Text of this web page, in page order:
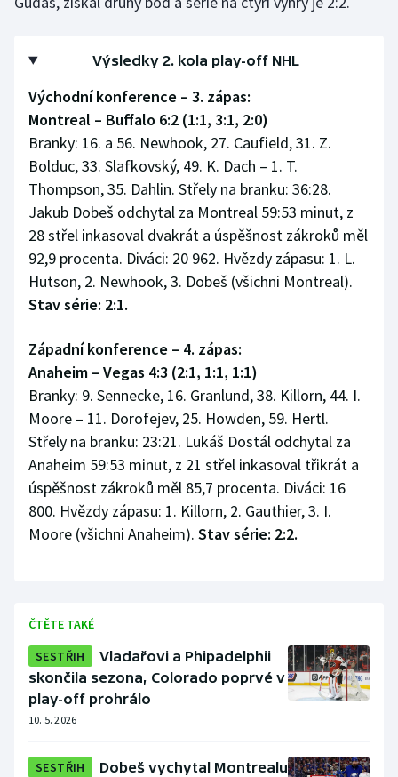
Výsledky 2. kola play-off NHL
Východní konference – 3. zápas:
Montreal – Buffalo 6:2 (1:1, 3:1, 2:0)
Branky: 16. a 56. Newhook, 27. Caufield, 31. Z.
Bolduc, 33. Slafkovský, 49. K. Dach – 1. T.
Thompson, 35. Dahlin. Střely na branku: 36:28.
Jakub Dobeš odchytal za Montreal 59:53 minut, z
28 střel inkasoval dvakrát a úspěšnost zákroků měl
92,9 procenta. Diváci: 20 962. Hvězdy zápasu: 1. L.
Hutson, 2. Newhook, 3. Dobeš (všichni Montreal).
Stav série: 2:1.
Západní konference – 4. zápas:
Anaheim – Vegas 4:3 (2:1, 1:1, 1:1)
Branky: 9. Sennecke, 16. Granlund, 38. Killorn, 44. I.
Moore – 11. Dorofejev, 25. Howden, 59. Hertl.
Střely na branku: 23:21. Lukáš Dostál odchytal za
Anaheim 59:53 minut, z 21 střel inkasoval třikrát a
úspěšnost zákroků měl 85,7 procenta. Diváci: 16
800. Hvězdy zápasu: 1. Killorn, 2. Gauthier, 3. I.
Moore (všichni Anaheim). Stav série: 2:2.
ČTĚTE TAKÉ
SESTŘIH
Vladařovi a Phipadelphii
skončila sezona, Colorado poprvé v
play-off prohrálo
10. 5. 2026
SESTŘIH
Dobeš vychytal Montrealu